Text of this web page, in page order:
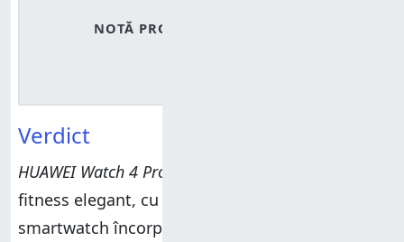
NOTĂ PRODUS
Verdict
HUAWEI Watch 4 Pro
fitness elegant, cu anumite funcții utile de
smartwatch încorporate. Este fabricat din